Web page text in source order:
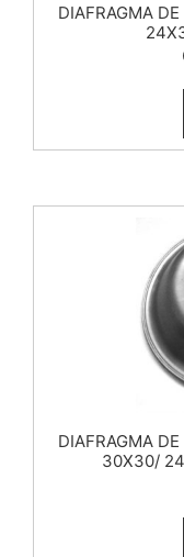
DIAFRAGMA
DIAFRAGMA
30X30/